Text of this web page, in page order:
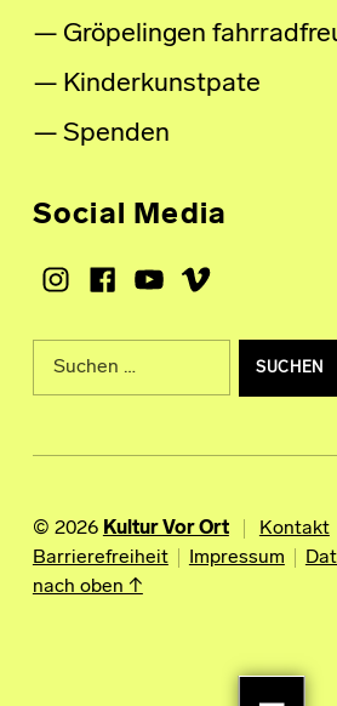
Gröpelingen
Kinderkunstpate
Spenden
Social Media
Instagram
Facebook
Youtube
Vimeo
Suche nach:
© 2026 Kultur Vor Ort
Kontakt
Barrierefreiheit
Impressum
nach oben ↑